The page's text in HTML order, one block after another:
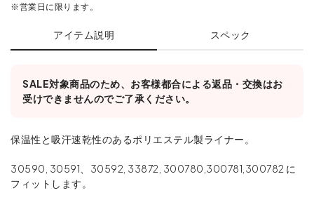
※営業日に限ります。
アイテム説明 スペック
SALE対象商品のため、お客様都合による返品・交換はお
受けできませんのでご了承ください。
保温性と吸汗速乾性のあるポリエステル製ライナー。
30590, 30591、30592, 33872, 300780,300781,300782 に
フィットします。